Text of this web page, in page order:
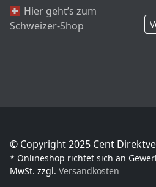
Hier geht’s zum
Schweizer-Shop
© Copyright 2025 Cent
* Onlineshop richtet sich an
MwSt. zzgl. Versandkosten